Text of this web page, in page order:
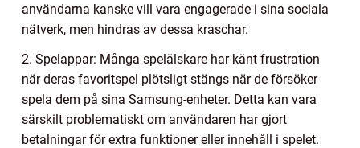
användarna kanske vill vara engagerade i sina sociala
nätverk, men hindras av dessa kraschar.
2. Spelappar: Många spelälskare har känt frustration
när deras favoritspel plötsligt stängs när de försöker
spela dem på sina Samsung-enheter. Detta kan vara
särskilt problematiskt om användaren har gjort
betalningar för extra funktioner eller innehåll i spelet.